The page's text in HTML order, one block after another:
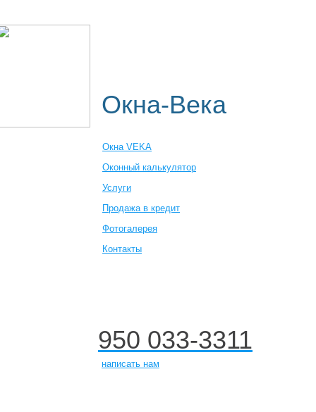
Окна-Века
Окна VEKA
Оконный калькулятор
Услуги
Продажа в кредит
Фотогалерея
Контакты
950 033-3311
написать нам